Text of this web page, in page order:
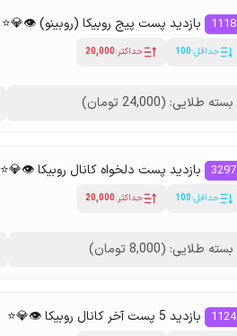
1118 بازدید پست پیج روبیکا (روبینو) 👁💎⭐️
حداقل:100 حداکثر:20,000
بسته طلایی: (24,000 تومان)
3297 بازدید پست دلخواه کانال روبیکا 👁💎⭐️
حداقل:100 حداکثر:20,000
بسته طلایی: (8,000 تومان)
1124 بازدید 5 پست آخر کانال روبیکا 👁💎⭐️